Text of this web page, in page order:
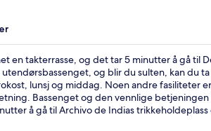
en takterrasse, og det tar 5 minutter å gå til
og blir du sulten, kan du
lunsj og middag. Noen andre fasiliteter
Bassenget og den vennlige
å gå til Archivo de Indias trikkeholdeplass